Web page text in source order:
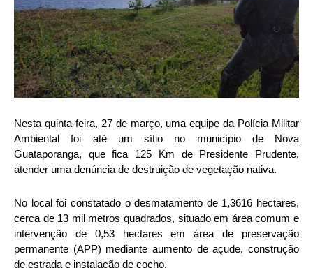
Nesta quinta-feira, 27 de março, uma equipe da Polícia Militar
Ambiental foi até um sítio no município de Nova
Guataporanga, que fica 125 Km de Presidente Prudente,
atender uma denúncia de destruição de vegetação nativa.
No local foi constatado o desmatamento de 1,3616 hectares,
cerca de 13 mil metros quadrados, situado em área comum e
intervenção de 0,53 hectares em área de preservação
permanente (APP) mediante aumento de açude, construção
de estrada e instalação de cocho.